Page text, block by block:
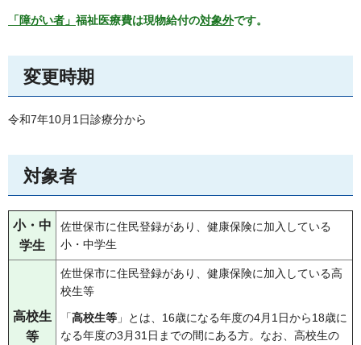
「障がい者」 福祉医療費は現物給付の対象外です。
変更時期
令和7年10月1日診療分から
対象者
小・中
学生
佐世保市に住民登録があり、健康保険に加入している
小・中学生
高校生
等
佐世保市に住民登録があり、健康保険に加入している高
校生等
「高校生等 」とは、16歳になる年度の4月1日から18歳に
なる年度の3月31日までの間にある方。なお、高校生の